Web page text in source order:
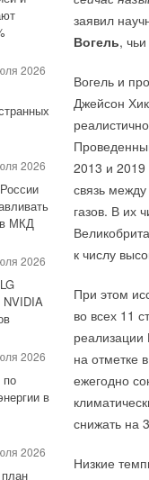
2026
2026
в МКД
2026
2026
по
в
2026
заявил
Вогель,
Вогель и
Джейсон
2013 и 2019
связь
газов. В их
к числу
При этом
во всех 11
на отметке
ежегодно
снижать на 3
Низкие
2024
2024
5
2024
по
на
передаются
систему
Указанные
сетей,
решения
подробно
контроля
«ЛЭРС».
2026
A
2026
может
силу
для
программе
действовал
снижали
от
на
в
и
на Украине.